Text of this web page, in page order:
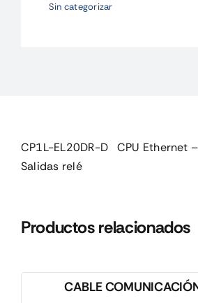
Sin categorizar
CP1L-EL20DR-D CPU Ethernet
Salidas relé
Productos relacionados
CABLE